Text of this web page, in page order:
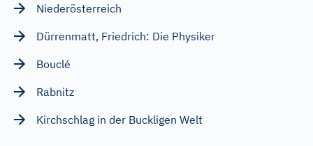
Niederösterreich
Dürrenmatt, Friedrich: Die Physiker
Bouclé
Rabnitz
Kirchschlag in der Buckligen Welt